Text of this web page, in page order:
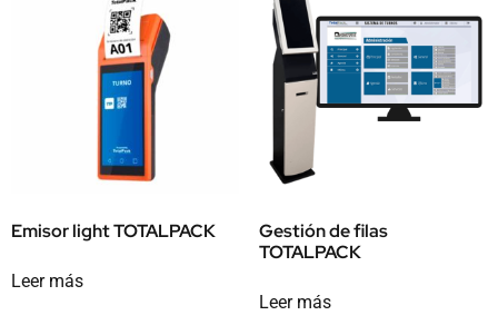
Emisor light TOTALPACK
Leer más
Gestión de filas
TOTALPACK
Leer más